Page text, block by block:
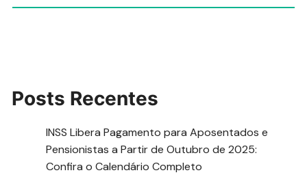
Posts Recentes
INSS Libera Pagamento para Aposentados e
Pensionistas a Partir de Outubro de 2025:
Confira o Calendário Completo